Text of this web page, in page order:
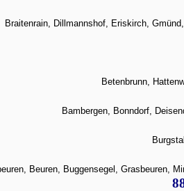
Braitenrain, Dillmannshof, Eriskirch,
Betenbrunn,
Bambergen, Bonndorf,
Beuren, Buggensegel, Grasbeuren,